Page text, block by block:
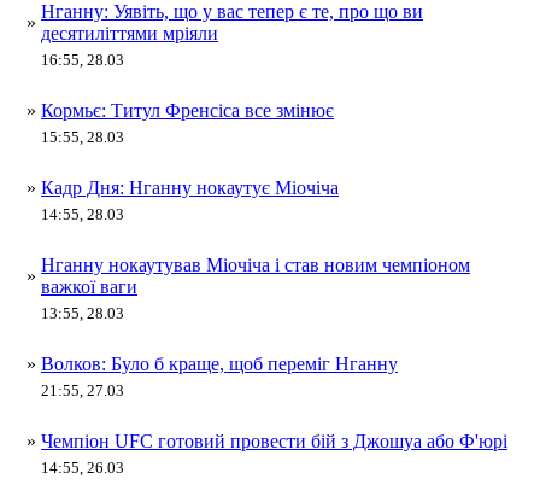
»
Нганну: Уявіть, що у вас тепер є те, про що ви
десятиліттями мріяли
16:55, 28.03
» Кормьє: Титул Френсіса все змінює
15:55, 28.03
» Кадр Дня: Нганну нокаутує Міочіча
14:55, 28.03
»
Нганну нокаутував Міочіча і став новим чемпіоном
важкої ваги
13:55, 28.03
» Волков: Було б краще, щоб переміг Нганну
21:55, 27.03
» Чемпіон UFC готовий провести бій з Джошуа або Ф'юрі
14:55, 26.03